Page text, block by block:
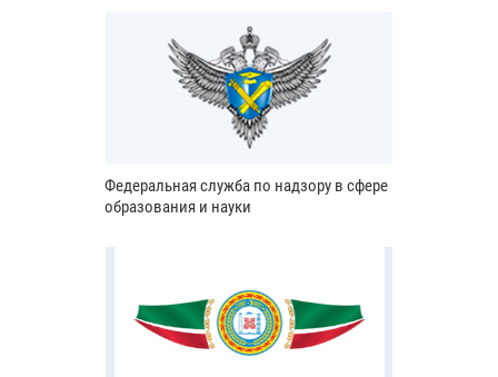
Федеральная служба по надзору в сфере
образования и науки